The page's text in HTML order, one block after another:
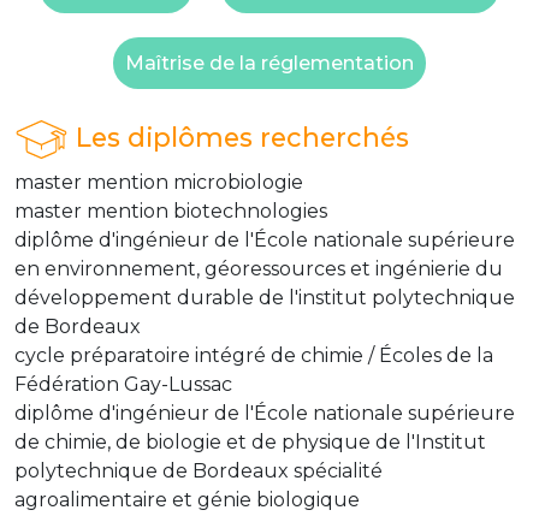
Maîtrise de la réglementation
Les diplômes recherchés
master mention microbiologie
master mention biotechnologies
diplôme d'ingénieur de l'École nationale supérieure
en environnement, géoressources et ingénierie du
développement durable de l'institut polytechnique
de Bordeaux
cycle préparatoire intégré de chimie / Écoles de la
Fédération Gay-Lussac
diplôme d'ingénieur de l'École nationale supérieure
de chimie, de biologie et de physique de l'Institut
polytechnique de Bordeaux spécialité
agroalimentaire et génie biologique